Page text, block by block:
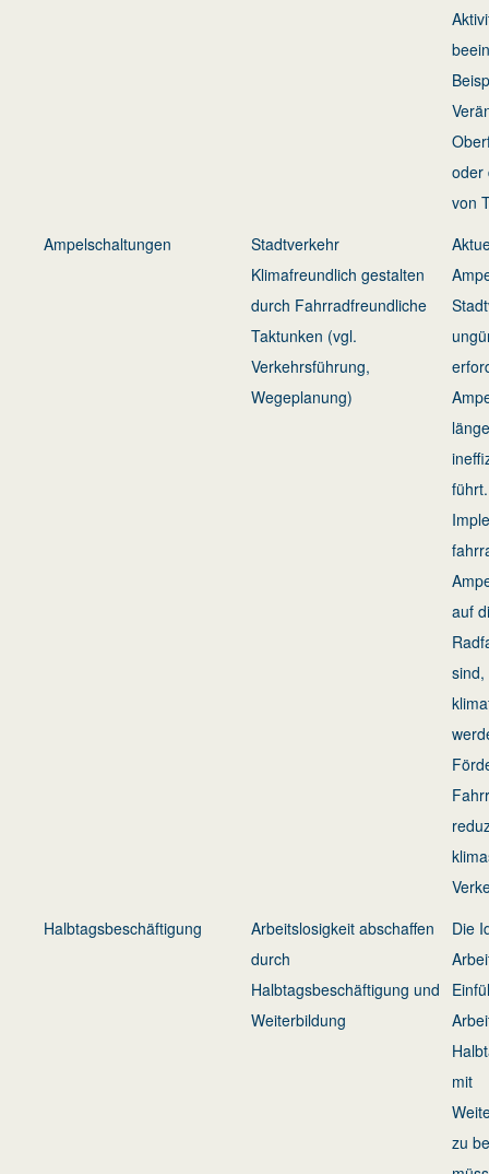
oder
von
Ampelschaltungen
Stadtverkehr
Klimafreundlich gestalten
durch Fahrradfreundliche
Taktunken (vgl.
Verkehrsführung,
Wegeplanung)
auf
sind,
Halbtagsbeschäftigung
Arbeitslosigkeit abschaffen
durch
Halbtagsbeschäftigung und
Weiterbildung
Die
mit
zu